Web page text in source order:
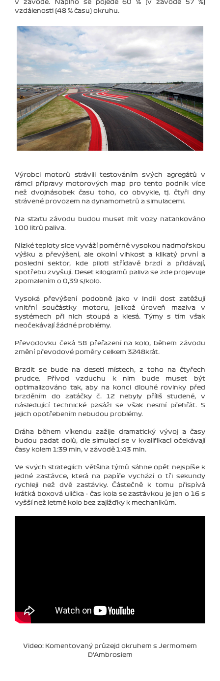
v závodě. Naplno se pojede 60 % (v závodě 57 %)
vzdálenosti (48 % času) okruhu.
Výrobci motorů strávili testováním svých agregátů v
rámci přípravy motorových map pro tento podnik více
než dvojnásobek času toho, co obvykle, tj. čtyři dny
strávené provozem na dynamometrů a simulacemi.
Na startu závodu budou muset mít vozy natankováno
100 litrů paliva.
Nízké teploty sice vyváží poměrně vysokou nadmořskou
výšku a převýšení, ale okolní vlhkost a klikatý první a
poslední sektor, kde piloti střídavě brzdí a přidávají,
spotřebu zvyšují. Deset kilogramů paliva se zde projevuje
zpomalením o 0,39 s/kolo.
Vysoká převýšení podobně jako v Indii dost zatěžují
vnitřní součástky motoru, jelikož úroveň maziva v
systémech při nich stoupá a klesá. Týmy s tím však
neočekávají žádné problémy.
Převodovku čeká 58 přeřazení na kolo, během závodu
změní převodové poměry celkem 3248krát.
Brzdit se bude na deseti místech, z toho na čtyřech
prudce. Přívod vzduchu k nim bude muset být
optimalizováno tak, aby na konci dlouhé rovinky před
brzděním do zatáčky č. 12 nebyly příliš studené, v
následující technické pasáži se však nesmí přehřát. S
jejich opotřebením nebudou problémy.
Dráha během víkendu zažije dramatický vývoj a časy
budou padat dolů, dle simulací se v kvalifikaci očekávají
časy kolem 1:39 min, v závodě 1:43 min.
Ve svých strategiích většina týmů sáhne opět nejspíše k
jedné zastávce, která na papíře vychází o tři sekundy
rychleji než dvě zastávky. Částečně k tomu přispívá
krátká boxová ulička - čas kola se zastávkou je jen o 16 s
vyšší než letmé kolo bez zajížďky k mechanikům.
Video: Komentovaný průzejd okruhem s Jermomem
D'Ambrosiem